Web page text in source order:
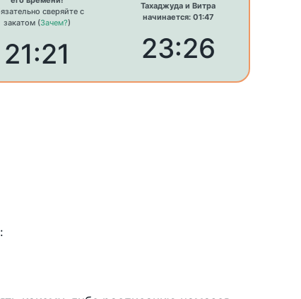
сверяйте с
закатом (Зачем?)
21:21
Тахаджуда и Витра
начинается: 01:47
23:26